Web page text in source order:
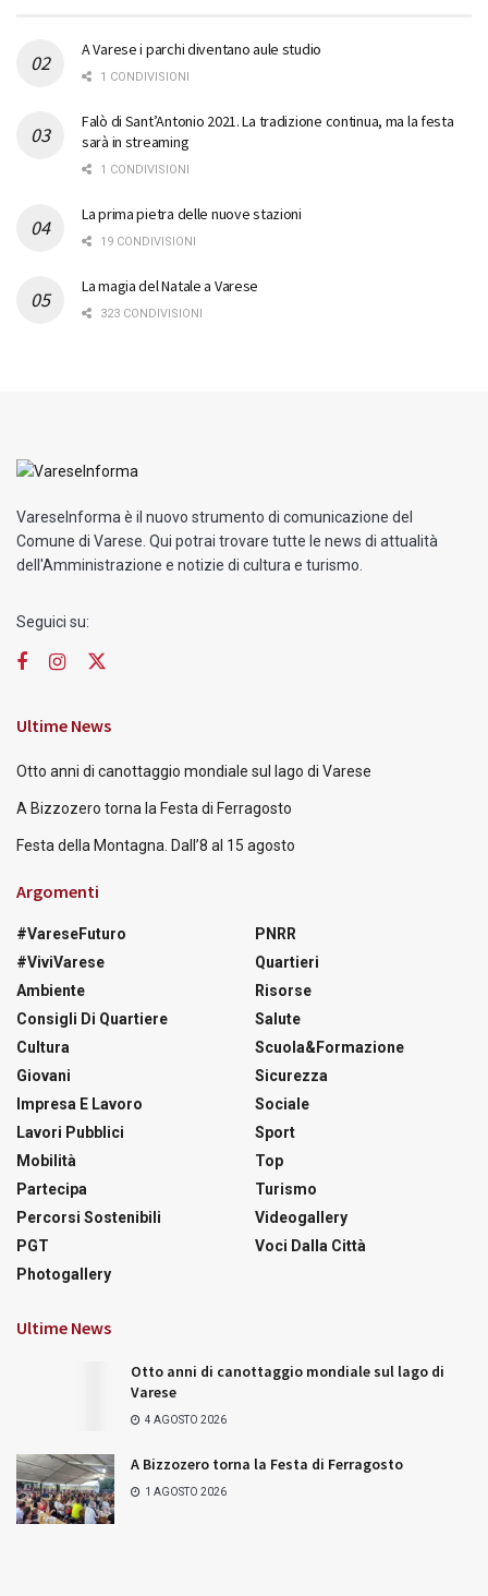
A Varese i parchi diventano aule studio
1 CONDIVISIONI
Falò di Sant’Antonio 2021. La tradizione continua, ma la festa
sarà in streaming
1 CONDIVISIONI
La prima pietra delle nuove stazioni
19 CONDIVISIONI
La magia del Natale a Varese
323 CONDIVISIONI
VareseInforma è il nuovo strumento di comunicazione del
Comune di Varese. Qui potrai trovare tutte le news di attualità
dell'Amministrazione e notizie di cultura e turismo.
Seguici su:
Ultime News
Otto anni di canottaggio mondiale sul lago di Varese
A Bizzozero torna la Festa di Ferragosto
Festa della Montagna. Dall’8 al 15 agosto
Argomenti
#VareseFuturo
#ViviVarese
Ambiente
Consigli Di Quartiere
Cultura
Giovani
Impresa E Lavoro
Lavori Pubblici
Mobilità
Partecipa
Percorsi Sostenibili
PGT
Photogallery
PNRR
Quartieri
Risorse
Salute
Scuola&Formazione
Sicurezza
Sociale
Sport
Top
Turismo
Videogallery
Voci Dalla Città
Ultime News
Otto anni di canottaggio mondiale sul lago di
Varese
4 AGOSTO 2026
A Bizzozero torna la Festa di Ferragosto
1 AGOSTO 2026